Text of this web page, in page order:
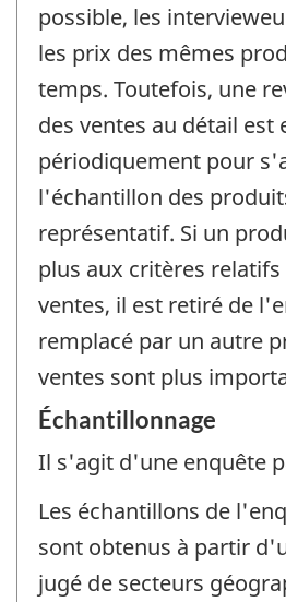
possible, les
les prix des mêmes
temps. Toutefois, une
des ventes au détail est
périodiquement pour
l'échantillon des
représentatif. Si un
plus aux critères relatifs
ventes, il est retiré de
remplacé par un autre
ventes sont plus
Échantillonnage
Il s'agit d'une enquête
Les échantillons de
sont obtenus à partir
jugé de secteurs